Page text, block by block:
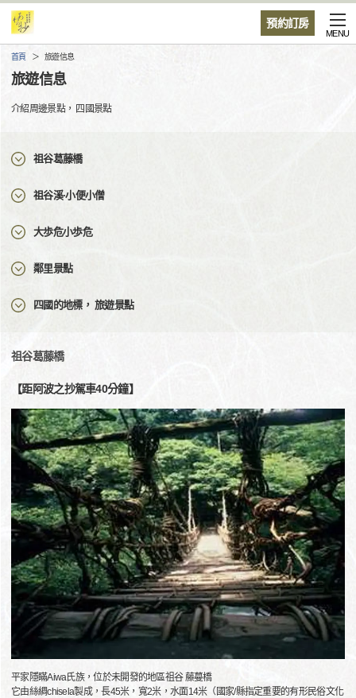
預約訂房
MENU
首頁 旅遊信息
旅遊信息
介紹周邊景點， 四國景點
祖谷葛藤橋
祖谷溪·小便小僧
大歩危小歩危
鄰里景點
四國的地標， 旅遊景點
祖谷葛藤橋
【距阿波之抄駕車40分鐘】
平家隱瞞Aiwa氏族，位於未開發的地區祖谷 藤蔓橋
它由絲綢chisela製成，長45米，寬2米，水面14米（國家/縣指定重要的有形民俗文化